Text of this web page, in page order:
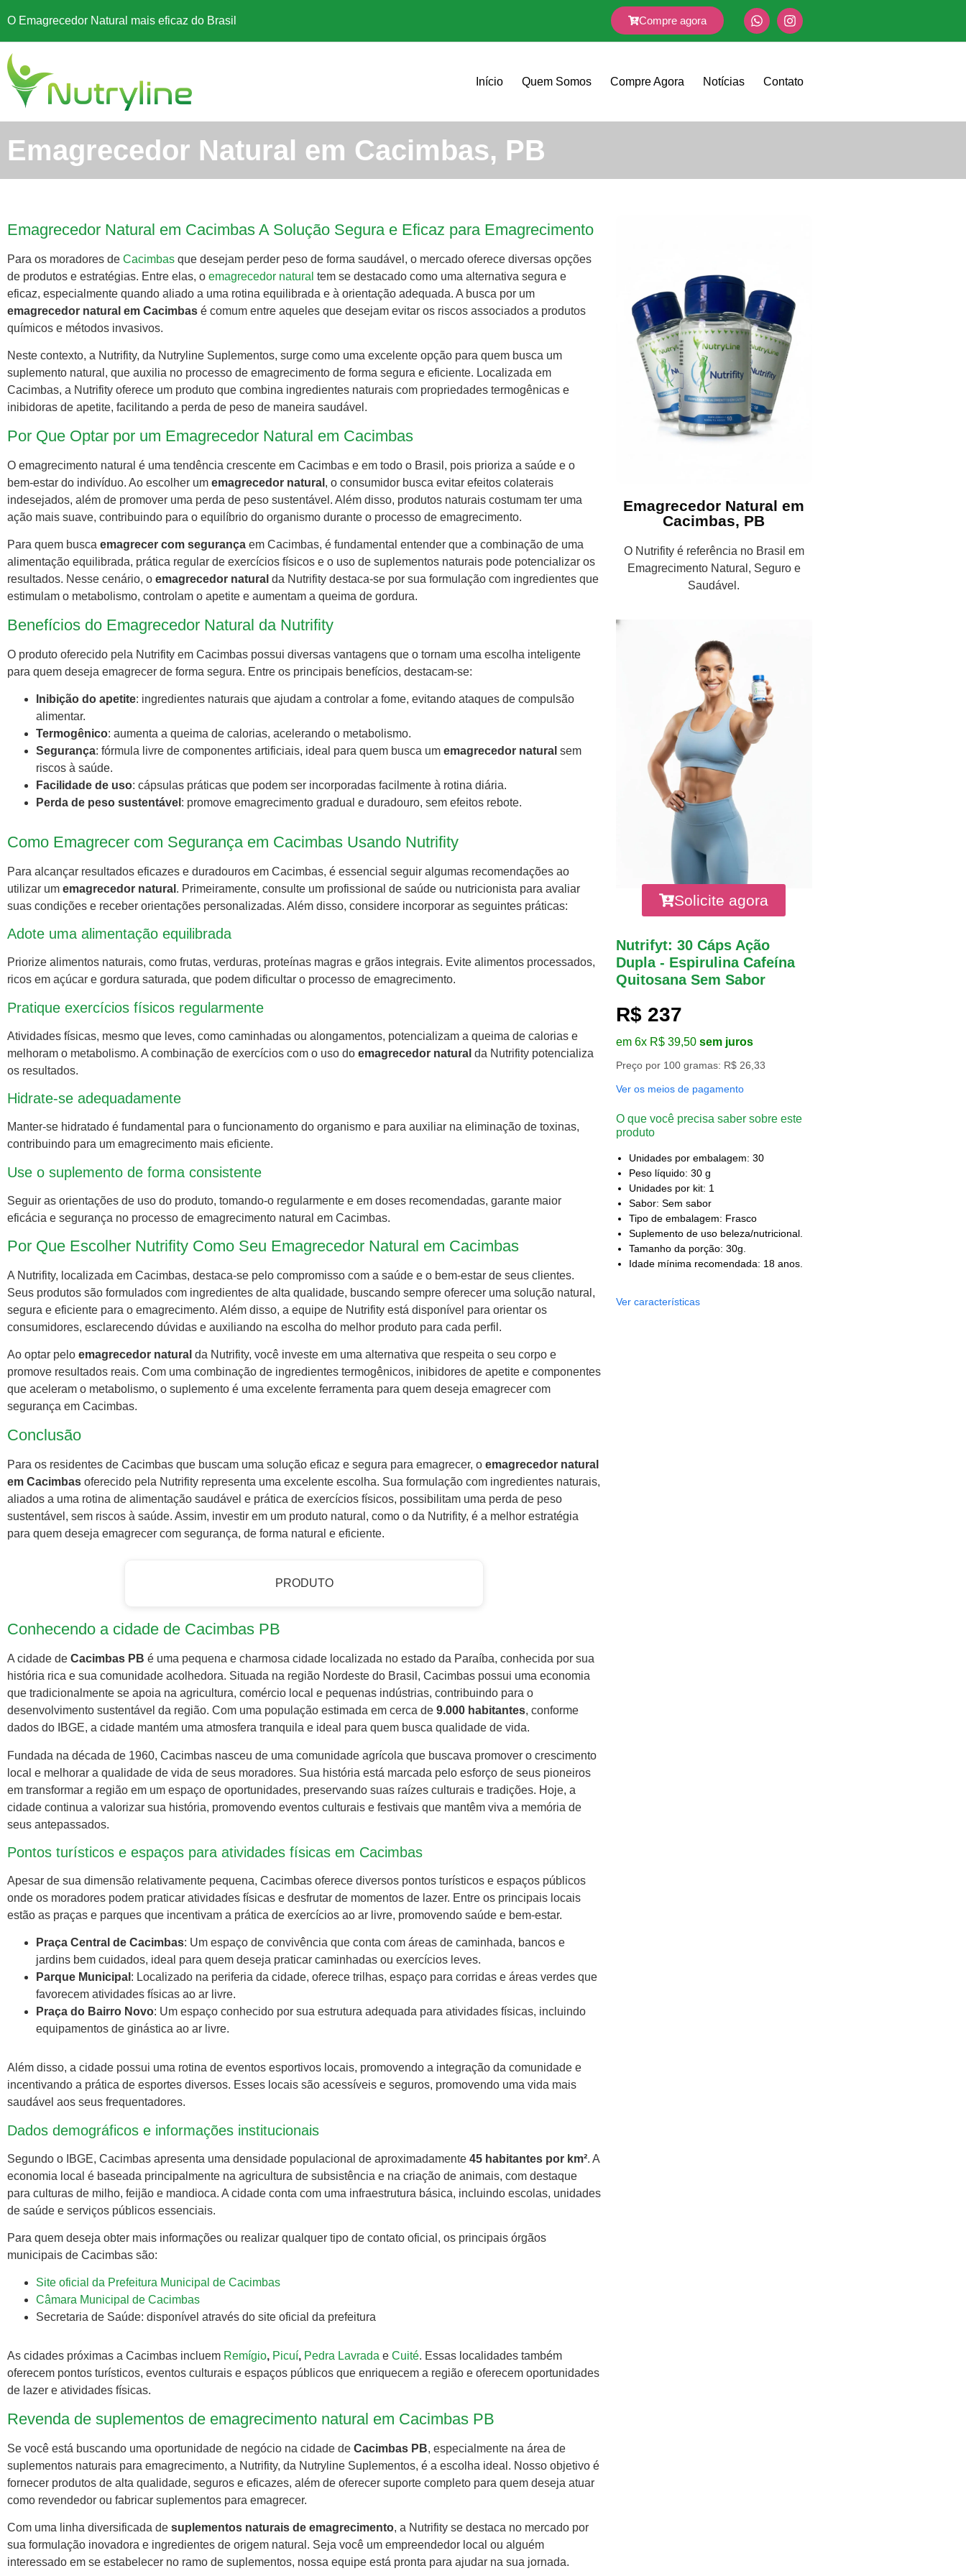
O Emagrecedor Natural mais eficaz do Brasil Compre agora
Início Quem Somos Compre Agora Notícias Contato
Emagrecedor Natural em Cacimbas, PB
Emagrecedor Natural em Cacimbas A Solução Segura e Eficaz para Emagrecimento
Para os moradores de Cacimbas que desejam perder peso de forma saudável, o mercado oferece diversas opções
de produtos e estratégias. Entre elas, o emagrecedor natural tem se destacado como uma alternativa segura e
eficaz, especialmente quando aliado a uma rotina equilibrada e à orientação adequada. A busca por um
emagrecedor natural em Cacimbas é comum entre aqueles que desejam evitar os riscos associados a produtos
químicos e métodos invasivos.
Neste contexto, a Nutrifity, da Nutryline Suplementos, surge como uma excelente opção para quem busca um
suplemento natural, que auxilia no processo de emagrecimento de forma segura e eficiente. Localizada em
Cacimbas, a Nutrifity oferece um produto que combina ingredientes naturais com propriedades termogênicas e
inibidoras de apetite, facilitando a perda de peso de maneira saudável.
Por Que Optar por um Emagrecedor Natural em Cacimbas
O emagrecimento natural é uma tendência crescente em Cacimbas e em todo o Brasil, pois prioriza a saúde e o
bem-estar do indivíduo. Ao escolher um emagrecedor natural , o consumidor busca evitar efeitos colaterais
indesejados, além de promover uma perda de peso sustentável. Além disso, produtos naturais costumam ter uma
ação mais suave, contribuindo para o equilíbrio do organismo durante o processo de emagrecimento.
Para quem busca emagrecer com segurança em Cacimbas, é fundamental entender que a combinação de uma
alimentação equilibrada, prática regular de exercícios físicos e o uso de suplementos naturais pode potencializar os
resultados. Nesse cenário, o emagrecedor natural da Nutrifity destaca-se por sua formulação com ingredientes que
estimulam o metabolismo, controlam o apetite e aumentam a queima de gordura.
Benefícios do Emagrecedor Natural da Nutrifity
O produto oferecido pela Nutrifity em Cacimbas possui diversas vantagens que o tornam uma escolha inteligente
para quem deseja emagrecer de forma segura. Entre os principais benefícios, destacam-se:
Inibição do apetite: ingredientes naturais que ajudam a controlar a fome, evitando ataques de compulsão
alimentar.
Termogênico: aumenta a queima de calorias, acelerando o metabolismo.
Segurança: fórmula livre de componentes artificiais, ideal para quem busca um emagrecedor natural sem
riscos à saúde.
Facilidade de uso: cápsulas práticas que podem ser incorporadas facilmente à rotina diária.
Perda de peso sustentável : promove emagrecimento gradual e duradouro, sem efeitos rebote.
Como Emagrecer com Segurança em Cacimbas Usando Nutrifity
Para alcançar resultados eficazes e duradouros em Cacimbas, é essencial seguir algumas recomendações ao
utilizar um emagrecedor natural . Primeiramente, consulte um profissional de saúde ou nutricionista para avaliar
suas condições e receber orientações personalizadas. Além disso, considere incorporar as seguintes práticas:
Adote uma alimentação equilibrada
Priorize alimentos naturais, como frutas, verduras, proteínas magras e grãos integrais. Evite alimentos processados,
ricos em açúcar e gordura saturada, que podem dificultar o processo de emagrecimento.
Pratique exercícios físicos regularmente
Atividades físicas, mesmo que leves, como caminhadas ou alongamentos, potencializam a queima de calorias e
melhoram o metabolismo. A combinação de exercícios com o uso do emagrecedor natural da Nutrifity potencializa
os resultados.
Hidrate-se adequadamente
Manter-se hidratado é fundamental para o funcionamento do organismo e para auxiliar na eliminação de toxinas,
contribuindo para um emagrecimento mais eficiente.
Use o suplemento de forma consistente
Seguir as orientações de uso do produto, tomando-o regularmente e em doses recomendadas, garante maior
eficácia e segurança no processo de emagrecimento natural em Cacimbas.
Por Que Escolher Nutrifity Como Seu Emagrecedor Natural em Cacimbas
A Nutrifity, localizada em Cacimbas, destaca-se pelo compromisso com a saúde e o bem-estar de seus clientes.
Seus produtos são formulados com ingredientes de alta qualidade, buscando sempre oferecer uma solução natural,
segura e eficiente para o emagrecimento. Além disso, a equipe de Nutrifity está disponível para orientar os
consumidores, esclarecendo dúvidas e auxiliando na escolha do melhor produto para cada perfil.
Ao optar pelo emagrecedor natural da Nutrifity, você investe em uma alternativa que respeita o seu corpo e
promove resultados reais. Com uma combinação de ingredientes termogênicos, inibidores de apetite e componentes
que aceleram o metabolismo, o suplemento é uma excelente ferramenta para quem deseja emagrecer com
segurança em Cacimbas.
Conclusão
Para os residentes de Cacimbas que buscam uma solução eficaz e segura para emagrecer, o emagrecedor natural
em Cacimbas oferecido pela Nutrifity representa uma excelente escolha. Sua formulação com ingredientes naturais,
aliados a uma rotina de alimentação saudável e prática de exercícios físicos, possibilitam uma perda de peso
sustentável, sem riscos à saúde. Assim, investir em um produto natural, como o da Nutrifity, é a melhor estratégia
para quem deseja emagrecer com segurança, de forma natural e eficiente.
PRODUTO
Conhecendo a cidade de Cacimbas PB
A cidade de Cacimbas PB é uma pequena e charmosa cidade localizada no estado da Paraíba, conhecida por sua
história rica e sua comunidade acolhedora. Situada na região Nordeste do Brasil, Cacimbas possui uma economia
que tradicionalmente se apoia na agricultura, comércio local e pequenas indústrias, contribuindo para o
desenvolvimento sustentável da região. Com uma população estimada em cerca de 9.000 habitantes, conforme
dados do IBGE, a cidade mantém uma atmosfera tranquila e ideal para quem busca qualidade de vida.
Fundada na década de 1960, Cacimbas nasceu de uma comunidade agrícola que buscava promover o crescimento
local e melhorar a qualidade de vida de seus moradores. Sua história está marcada pelo esforço de seus pioneiros
em transformar a região em um espaço de oportunidades, preservando suas raízes culturais e tradições. Hoje, a
cidade continua a valorizar sua história, promovendo eventos culturais e festivais que mantêm viva a memória de
seus antepassados.
Pontos turísticos e espaços para atividades físicas em Cacimbas
Apesar de sua dimensão relativamente pequena, Cacimbas oferece diversos pontos turísticos e espaços públicos
onde os moradores podem praticar atividades físicas e desfrutar de momentos de lazer. Entre os principais locais
estão as praças e parques que incentivam a prática de exercícios ao ar livre, promovendo saúde e bem-estar.
Praça Central de Cacimbas: Um espaço de convivência que conta com áreas de caminhada, bancos e
jardins bem cuidados, ideal para quem deseja praticar caminhadas ou exercícios leves.
Parque Municipal : Localizado na periferia da cidade, oferece trilhas, espaço para corridas e áreas verdes que
favorecem atividades físicas ao ar livre.
Praça do Bairro Novo: Um espaço conhecido por sua estrutura adequada para atividades físicas, incluindo
equipamentos de ginástica ao ar livre.
Além disso, a cidade possui uma rotina de eventos esportivos locais, promovendo a integração da comunidade e
incentivando a prática de esportes diversos. Esses locais são acessíveis e seguros, promovendo uma vida mais
saudável aos seus frequentadores.
Dados demográficos e informações institucionais
Segundo o IBGE, Cacimbas apresenta uma densidade populacional de aproximadamente 45 habitantes por km². A
economia local é baseada principalmente na agricultura de subsistência e na criação de animais, com destaque
para culturas de milho, feijão e mandioca. A cidade conta com uma infraestrutura básica, incluindo escolas, unidades
de saúde e serviços públicos essenciais.
Para quem deseja obter mais informações ou realizar qualquer tipo de contato oficial, os principais órgãos
municipais de Cacimbas são:
Site oficial da Prefeitura Municipal de Cacimbas
Câmara Municipal de Cacimbas
Secretaria de Saúde: disponível através do site oficial da prefeitura
As cidades próximas a Cacimbas incluem Remígio, Picuí, Pedra Lavrada e Cuité. Essas localidades também
oferecem pontos turísticos, eventos culturais e espaços públicos que enriquecem a região e oferecem oportunidades
de lazer e atividades físicas.
Revenda de suplementos de emagrecimento natural em Cacimbas PB
Se você está buscando uma oportunidade de negócio na cidade de Cacimbas PB, especialmente na área de
suplementos naturais para emagrecimento, a Nutrifity, da Nutryline Suplementos, é a escolha ideal. Nosso objetivo é
fornecer produtos de alta qualidade, seguros e eficazes, além de oferecer suporte completo para quem deseja atuar
como revendedor ou fabricar suplementos para emagrecer.
Com uma linha diversificada de suplementos naturais de emagrecimento, a Nutrifity se destaca no mercado por
sua formulação inovadora e ingredientes de origem natural. Seja você um empreendedor local ou alguém
interessado em se estabelecer no ramo de suplementos, nossa equipe está pronta para ajudar na sua jornada.
Emagrecedor Natural em
Cacimbas, PB
O Nutrifity é referência no Brasil em
Emagrecimento Natural, Seguro e
Saudável.
Solicite agora
Nutrifyt: 30 Cáps Ação
Dupla - Espirulina Cafeína
Quitosana Sem Sabor
R$ 237
em 6x R$ 39,50 sem juros
Preço por 100 gramas: R$ 26,33
Ver os meios de pagamento
O que você precisa saber sobre este
produto
Unidades por embalagem: 30
Peso líquido: 30 g
Unidades por kit: 1
Sabor: Sem sabor
Tipo de embalagem: Frasco
Suplemento de uso beleza/nutricional.
Tamanho da porção: 30g.
Idade mínima recomendada: 18 anos.
Ver características